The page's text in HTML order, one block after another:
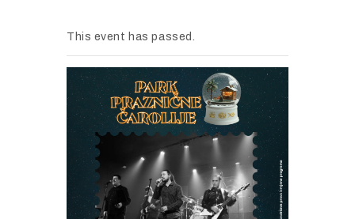
This event has passed.